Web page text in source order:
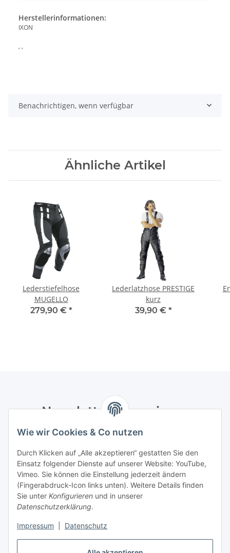
Wie wir Cookies & Co nutzen
Durch Klicken auf „Alle akzeptieren“ gestatten Sie den
Einsatz folgender Dienste auf unserer Website: YouTube,
Vimeo. Sie können die Einstellung jederzeit ändern
(Fingerabdruck-Icon links unten). Weitere Details finden
Sie unter Konfigurieren und in unserer
Datenschutzerklärung.
Impressum Datenschutz
Herstellerinformationen:
IXON
, ,
Benachrichtigen, wenn verfügbar
Ähnliche Artikel
Lederstiefelhose
MUGELLO
279,90 € *
Lederlatzhose PRESTIGE
kurz
39,90 € *
Newsletter Abonnieren
Bitte senden Sie mir entsprechend Ihrer
Informationen zu Ihrem Produktsortiment per E-Mail zu.
Abonnieren
Newsletter Abonnieren
Gesetzliche Informationen